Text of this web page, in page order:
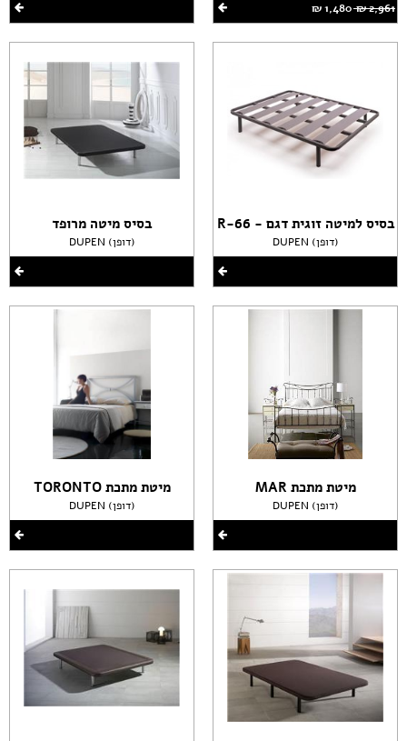
2,961 ‏₪
1,480 ‏₪
בסיס למיטה זוגית דגם - R-66
DUPEN (דופן)
מיטת מתכת MAR
DUPEN (דופן)
בסיס מיטה מרופד
DUPEN (דופן)
מיטת מתכת TORONTO
DUPEN (דופן)